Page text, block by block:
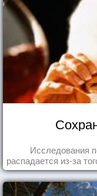
Исследования
распадается из-за
та роль,